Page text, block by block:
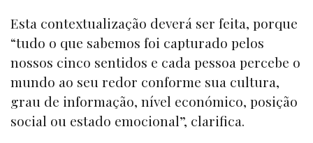
Esta contextualização deverá ser feita, porque
“tudo o que sabemos foi capturado pelos
nossos cinco sentidos e cada pessoa percebe o
mundo ao seu redor conforme sua cultura,
grau de informação, nível económico, posição
social ou estado emocional”, clarifica.